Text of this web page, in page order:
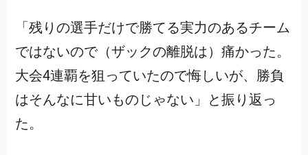
「残りの選手だけで勝てる実力のあるチーム
ではないので（ザックの離脱は）痛かった。
大会4連覇を狙っていたので悔しいが、勝負
はそんなに甘いものじゃない」と振り返っ
た。